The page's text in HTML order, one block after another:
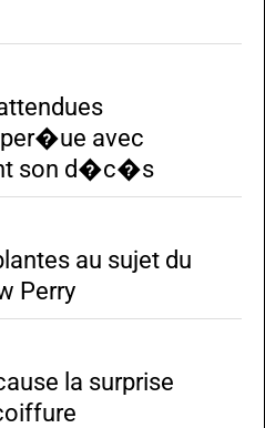
avec
son d�c�s
au sujet du
Perry
la surprise